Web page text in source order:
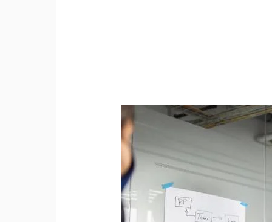
en
2025
–
Le
guide
complet